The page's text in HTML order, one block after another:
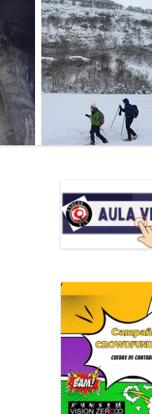
CAVIDADES
DEPORTE ADAPTADO Y
DISCAPACIDAD
GEOLOGIA
MANUALES DE ESPELEO
NATURALEZA
PRIMEROS AUXILIOS
PUBLICACIONES PERIÓDICAS
SENDERISMO
TÉCNICAS DE ESPELEOLOGÍA
TÉCNICAS DE ESPELEOSOCORRO
TOPOGRAFÍA